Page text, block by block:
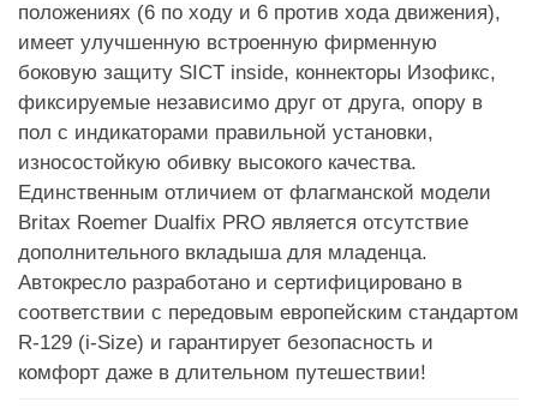
положениях (6 по ходу и 6 против хода движения),
имеет улучшенную встроенную фирменную
боковую защиту SICT inside, коннекторы Изофикс,
фиксируемые независимо друг от друга, опору в
пол с индикаторами правильной установки,
износостойкую обивку высокого качества.
Единственным отличием от флагманской модели
Britax Roemer Dualfix PRO является отсутствие
дополнительного вкладыша для младенца.
Автокресло разработано и сертифицировано в
соответствии с передовым европейским стандартом
R-129 (i-Size) и гарантирует безопасность и
комфорт даже в длительном путешествии!